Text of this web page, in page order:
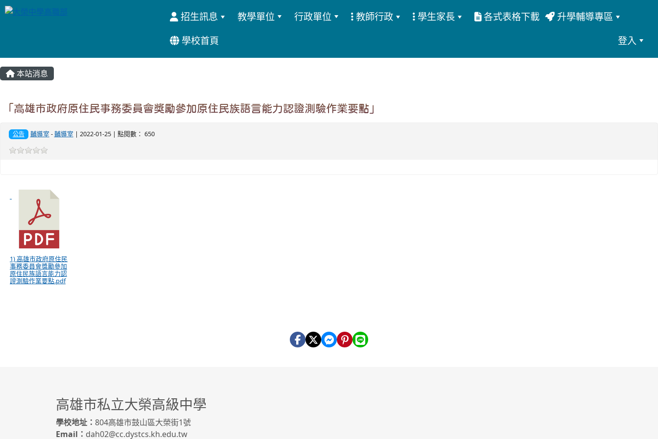
招生訊息 教學單位 行政單位 教師行政 學生家長 各式表格下載
升學輔導專區
學校首頁
登入
本站消息
「高雄市政府原住民事務委員會獎勵參加原住民族語言能力認證測驗作業要點」
公告 輔導室 -輔導室 | 2022-01-25 | 點閱數： 650
1) 高雄市政府原住民
事務委員會獎勵參加
原住民族語言能力認
證測驗作業要點.pdf
高雄市私立大榮高級中學
學校地址： 804高雄市鼓山區大榮街1號
Email： dah02@cc.dystcs.kh.edu.tw